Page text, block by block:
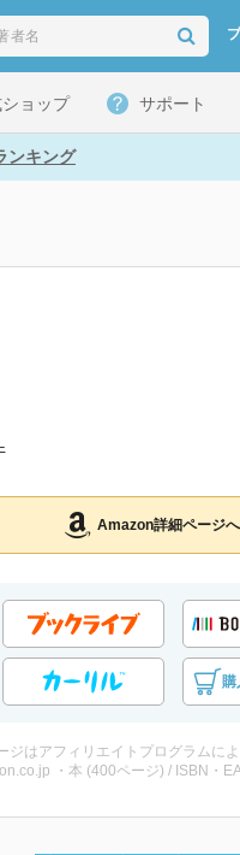
ョップ サポート
ンキング
Amazon詳細ページへ
購
ジはアフィリエイトプログラムに
・本 (400ページ) / ISBN・